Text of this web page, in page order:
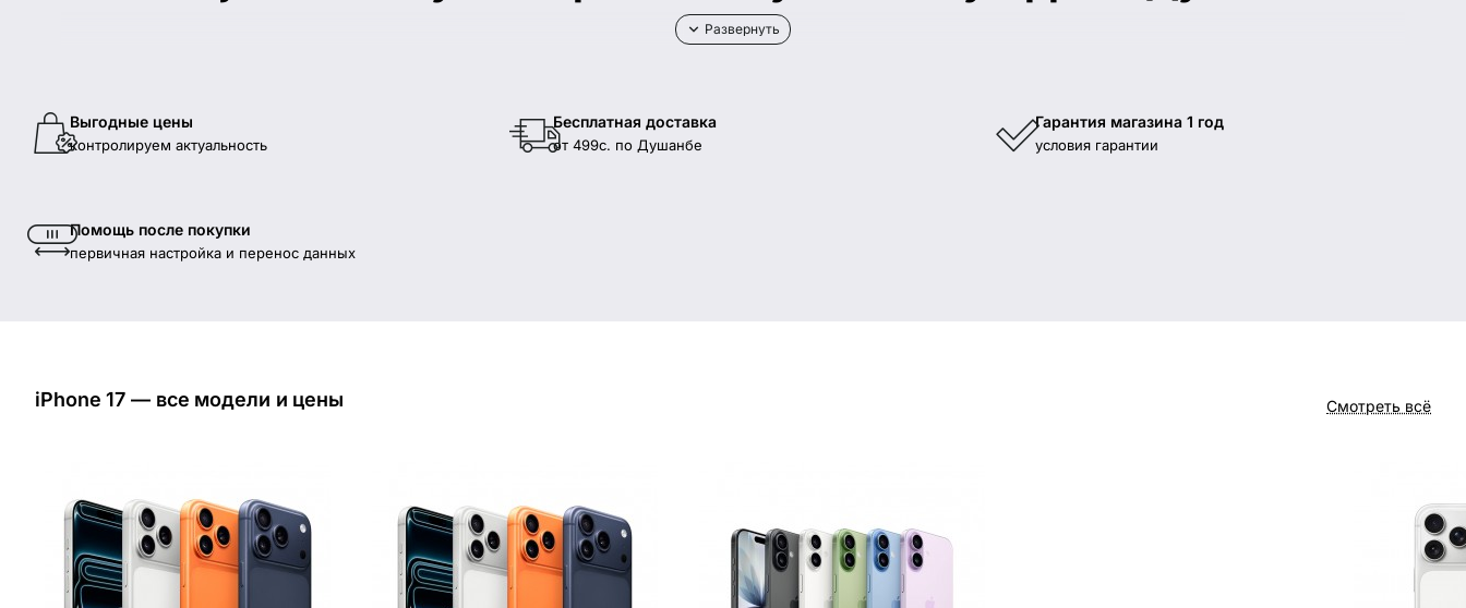
Выгодные цены
контролируем актуальность
Бесплатная доставка
от 499с. по Душанбе
Гарантия магазина 1 год
условия гарантии
Помощь после покупки
первичная настройка и перенос данных
iPhone 17 — все модели и цены Смотреть всё